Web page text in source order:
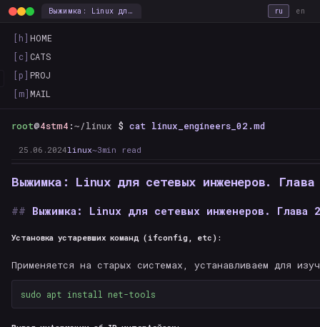
Выжимка: Linux для сетевых инженеров. Глава 2. Базовая конфигурация сети в Linux. — this_is_the_way ru en
[h] HOME
[c] CATS
[p] PROJ
[m] MAIL
root@4stm4 :~/linux $ cat linux_engineers_02.md
25.06.2024linux~3min read
Выжимка: Linux для сетевых инженеров.
Выжимка: Linux для сетевых инженеров. Глава
Установка устаревших команд (ifconfig, etc):
Применяется на старых системах, устанавливаем для
sudo apt install